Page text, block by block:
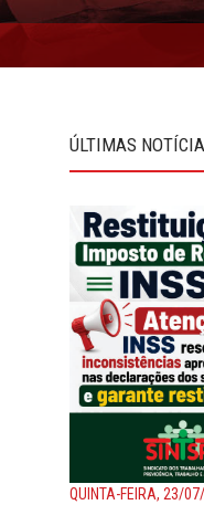
ÚLTIMAS
QUINTA-FEIRA, 23/